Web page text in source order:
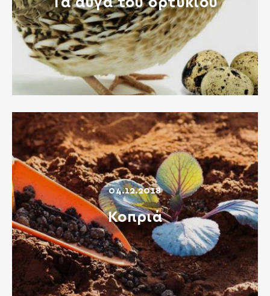
04.12.2018
Κοπριά